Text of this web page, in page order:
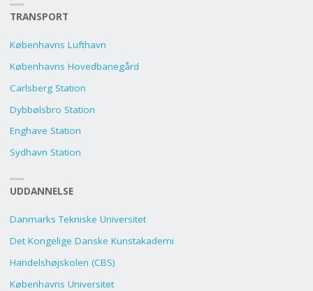
TRANSPORT
Københavns Lufthavn
Københavns Hovedbanegård
Carlsberg Station
Dybbølsbro Station
Enghave Station
Sydhavn Station
UDDANNELSE
Danmarks Tekniske Universitet
Det Kongelige Danske Kunstakademi
Handelshøjskolen (CBS)
Københavns Universitet